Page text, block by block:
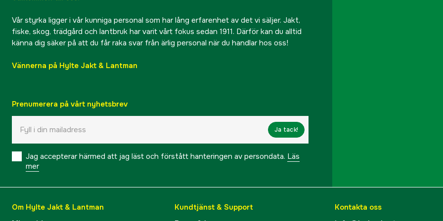
Vår styrka ligger i vår kunniga personal som har lång erfarenhet av det vi säljer. Jakt,
fiske, skog, trädgård och lantbruk har varit vårt fokus sedan 1911. Därför kan du alltid
känna dig säker på att du får raka svar från ärlig personal när du handlar hos oss!
Vännerna på Hylte Jakt & Lantman
Prenumerera på vårt nyhetsbrev
Ja tack!
Jag accepterar härmed att jag läst och förstått hanteringen av persondata. Läs
mer
Om Hylte Jakt & Lantman Kundtjänst & Support Kontakta oss